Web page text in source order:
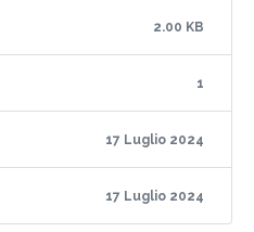
2.00 KB
1
17 Luglio 2024
17 Luglio 2024